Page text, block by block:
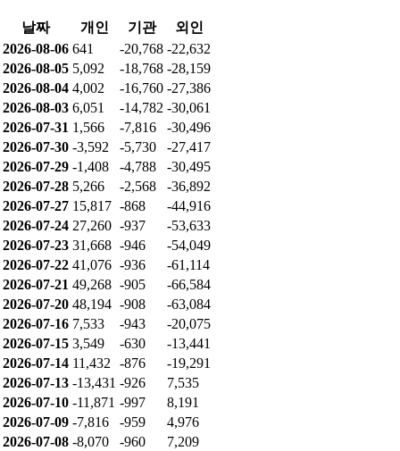
날짜 개인 기관
외인
2026-08-06 641 -20,768 -22,632
2026-08-05 5,092 -18,768 -28,159
2026-08-04 4,002 -16,760 -27,386
2026-08-03 6,051 -14,782 -30,061
2026-07-31 1,566 -7,816
-30,496
2026-07-30 -3,592 -5,730
-27,417
2026-07-29 -1,408 -4,788
-30,495
2026-07-28 5,266 -2,568
-36,892
2026-07-27 15,817 -868
-44,916
2026-07-24 27,260 -937
-53,633
2026-07-23 31,668 -946
-54,049
2026-07-22 41,076 -936
-61,114
2026-07-21 49,268 -905
-66,584
2026-07-20 48,194 -908
-63,084
2026-07-16 7,533 -943
-20,075
2026-07-15 3,549 -630
-13,441
2026-07-14 11,432 -876
-19,291
2026-07-13 -13,431 -926
7,535
2026-07-10 -11,871 -997
8,191
2026-07-09 -7,816 -959
4,976
2026-07-08 -8,070 -960 7,209